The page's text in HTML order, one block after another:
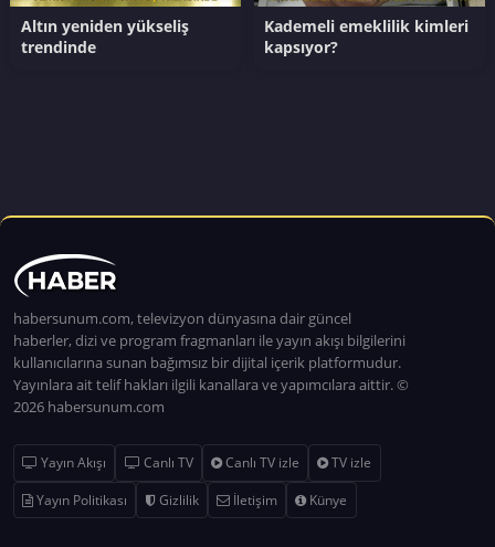
Altın yeniden yükseliş
trendinde
Kademeli emeklilik kimleri
kapsıyor?
habersunum.com, televizyon dünyasına dair güncel
haberler, dizi ve program fragmanları ile yayın akışı bilgilerini
kullanıcılarına sunan bağımsız bir dijital içerik platformudur.
Yayınlara ait telif hakları ilgili kanallara ve yapımcılara aittir. ©
2026 habersunum.com
Yayın Akışı Canlı TV Canlı TV izle
TV izle
Yayın Politikası
Gizlilik İletişim Künye